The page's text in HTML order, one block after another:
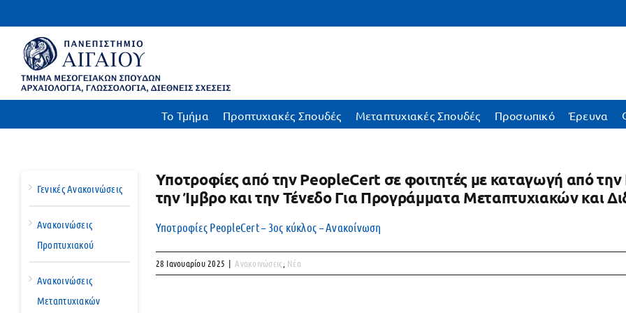
στο
περιεχόμενο
To Τμήμα Προπτυχιακές Σπουδές Μεταπτυχιακές Σπουδές Προσωπικό Έρευνα
Υποτροφίες από την PeopleCert σε φοιτητές με καταγωγή από
την Ίμβρο και την Τένεδο Για Προγράμματα Μεταπτυχιακών και
Υποτροφίες PeopleCert – 3ος κύκλος – Ανακοίνωση
28 Ιανουαρίου 2025 | Ανακοινώσεις Νέα
Γενικές Ανακοινώσεις
Ανακοινώσεις
Προπτυχιακού
Ανακοινώσεις
Μεταπτυχιακών